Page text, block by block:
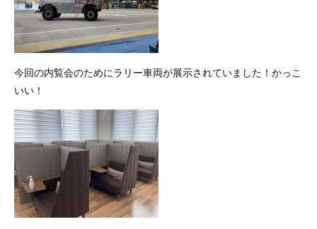
今回の内覧会のためにラリー車両が展示されていました！かっこ
いい！